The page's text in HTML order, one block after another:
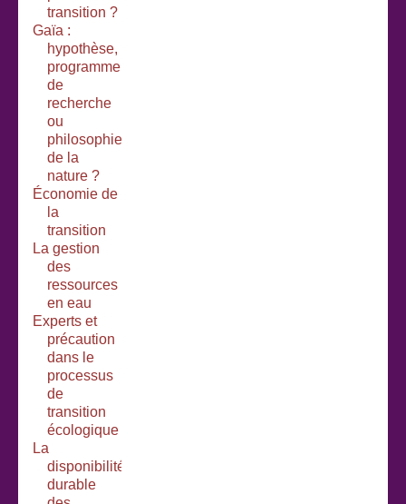
transition ?
Gaïa :
hypothèse,
programme
de
recherche
ou
philosophie
de la
nature ?
Économie de
la
transition
La gestion
des
ressources
en eau
Experts et
précaution
dans le
processus
de
transition
écologique
La
disponibilité
durable